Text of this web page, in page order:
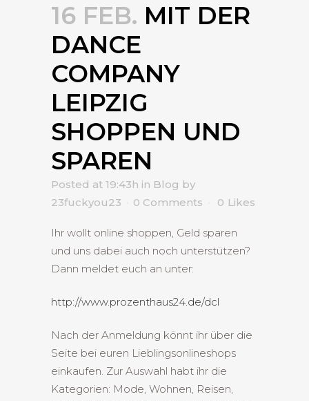
16 FEB. MIT DER
DANCE
COMPANY
LEIPZIG
SHOPPEN UND
SPAREN
Posted at 19:43h in Blog by
23fuckyou23
0 Comments 0 Likes
Ihr wollt online shoppen, Geld sparen
und uns dabei auch noch unterstützen?
Dann meldet euch an unter:
http://www.prozenthaus24.de/dcl
Nach der Anmeldung könnt ihr über die
Seite bei euren Lieblingsonlineshops
einkaufen. Zur Auswahl habt ihr die
Kategorien: Mode, Wohnen, Reisen,